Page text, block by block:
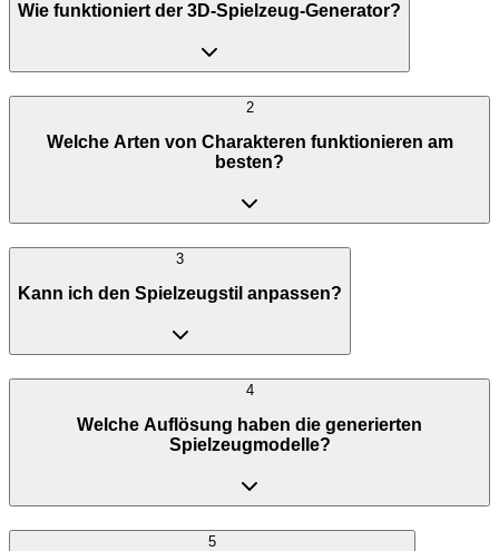
Wie funktioniert der 3D-Spielzeug-Generator?
2
Welche Arten von Charakteren funktionieren am
besten?
3
Kann ich den Spielzeugstil anpassen?
4
Welche Auflösung haben die generierten
Spielzeugmodelle?
5